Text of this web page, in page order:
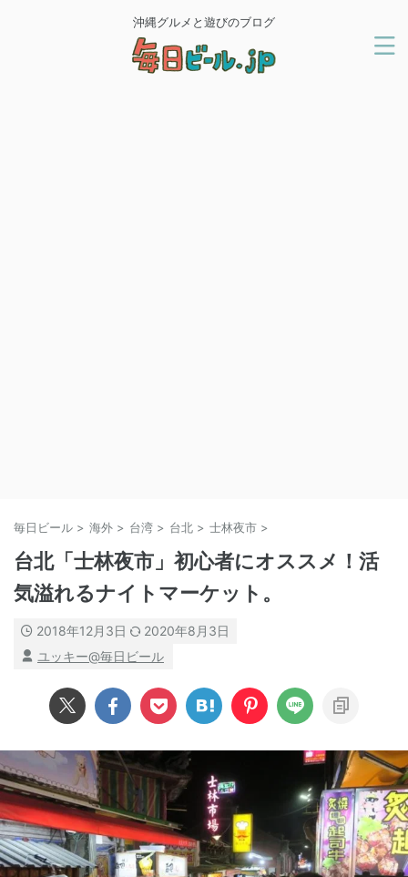
沖縄グルメと遊びのブログ
毎日ビール > 海外 > 台湾 > 台北 > 士林夜市 >
台北「士林夜市」初心者にオススメ！活
気溢れるナイトマーケット。
2018年12月3日
2020年8月3日
ユッキー@毎日ビール